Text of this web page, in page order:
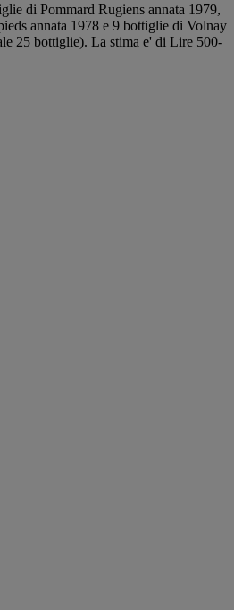
di Pommard Rugiens annata 1979,
annata 1978 e 9 bottiglie di Volnay
25 bottiglie). La stima e' di Lire 500-